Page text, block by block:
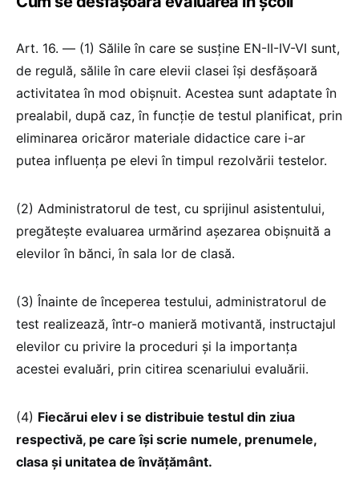
Art. 16. — (1) Sălile în care se susține EN-II-IV-VI sunt,
de regulă, sălile în care elevii clasei își desfășoară
activitatea în mod obișnuit. Acestea sunt adaptate în
prealabil, după caz, în funcție de testul planificat, prin
eliminarea oricăror materiale didactice care i-ar
putea influența pe elevi în timpul rezolvării testelor.
(2) Administratorul de test, cu sprijinul asistentului,
pregătește evaluarea urmărind așezarea obișnuită a
elevilor în bănci, în sala lor de clasă.
(3) Înainte de începerea testului, administratorul de
test realizează, într-o manieră motivantă, instructajul
elevilor cu privire la proceduri și la importanța
acestei evaluări, prin citirea scenariului evaluării.
(4) Fiecărui elev i se distribuie testul din ziua
respectivă, pe care își scrie numele, prenumele,
clasa și unitatea de învățământ.